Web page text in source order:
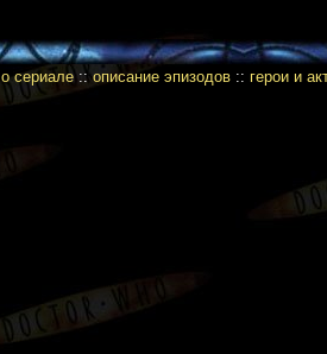
о сериале::описание эпизодов :: герои и